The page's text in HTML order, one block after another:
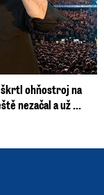
ohňostroj na
nezačal a už ...